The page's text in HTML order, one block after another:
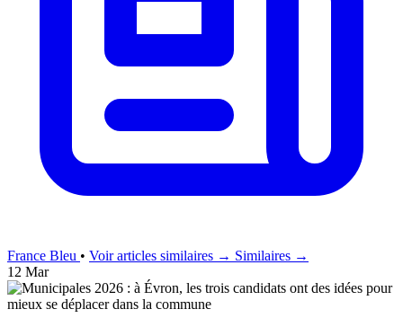
France Bleu • Voir articles similaires → Similaires →
12 Mar